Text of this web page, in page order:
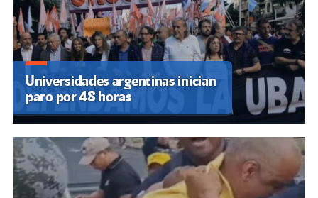
Universidades argentinas inician
paro por 48 horas